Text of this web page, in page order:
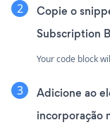
Copie o
Subscription
Your code block
Adicione ao
incorporação